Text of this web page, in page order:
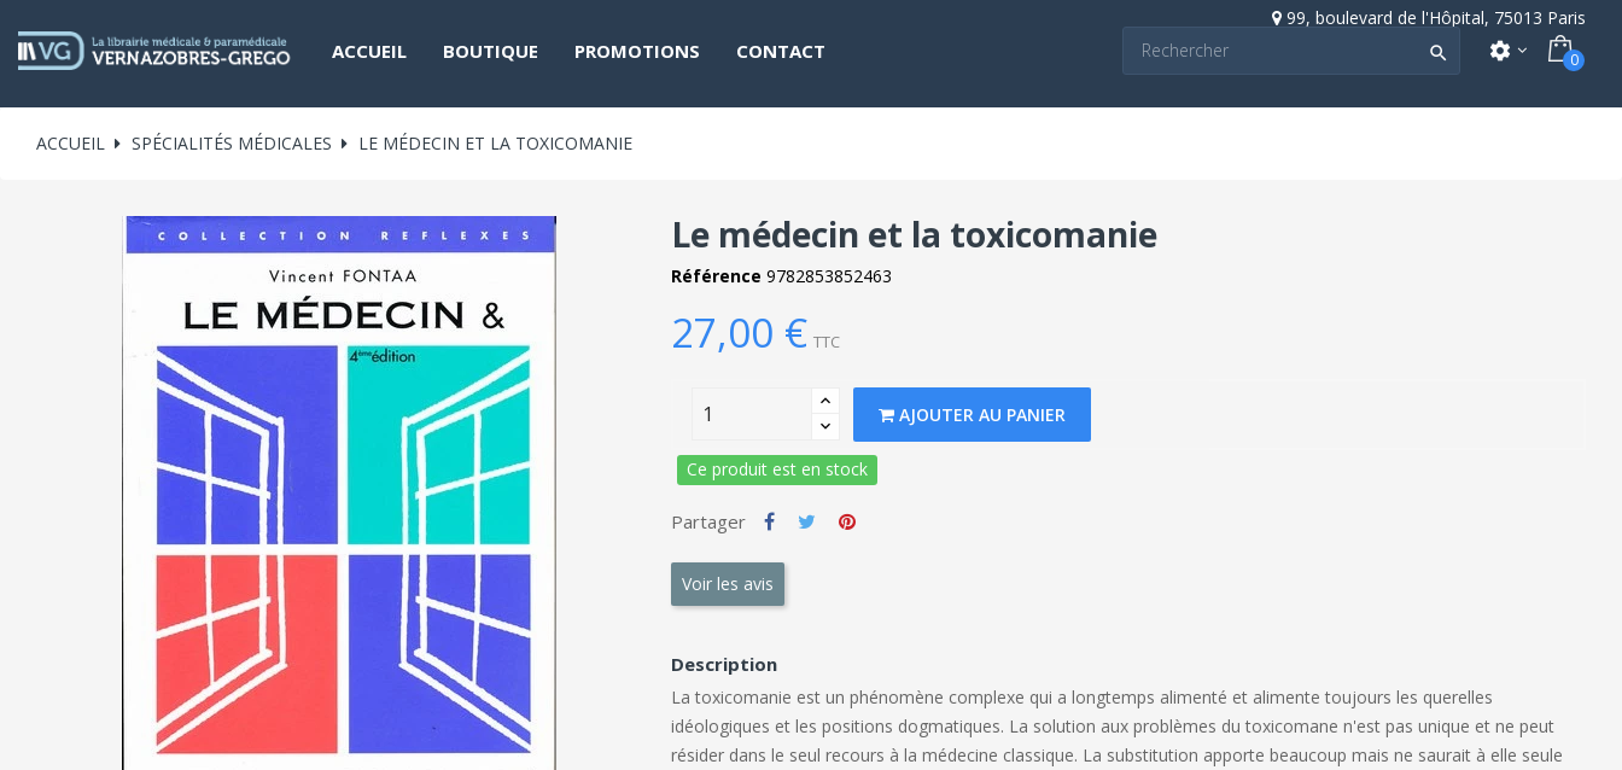
99, boulevard de l'Hôpital, 75013 Paris
ACCUEIL BOUTIQUE PROMOTIONS CONTACT  settings 0
ACCUEIL SPÉCIALITÉS MÉDICALES LE MÉDECIN ET LA TOXICOMANIE
Le médecin et la toxicomanie
Référence 9782853852463
27,00 € TTC
AJOUTER AU PANIER
Ce produit est en stock
Partager
Voir les avis
Description
La toxicomanie est un phénomène complexe qui a longtemps alimenté et alimente toujours les querelles
idéologiques et les positions dogmatiques. La solution aux problèmes du toxicomane n'est pas unique et ne peut
résider dans le seul recours à la médecine classique. La substitution apporte beaucoup mais ne saurait à elle seule